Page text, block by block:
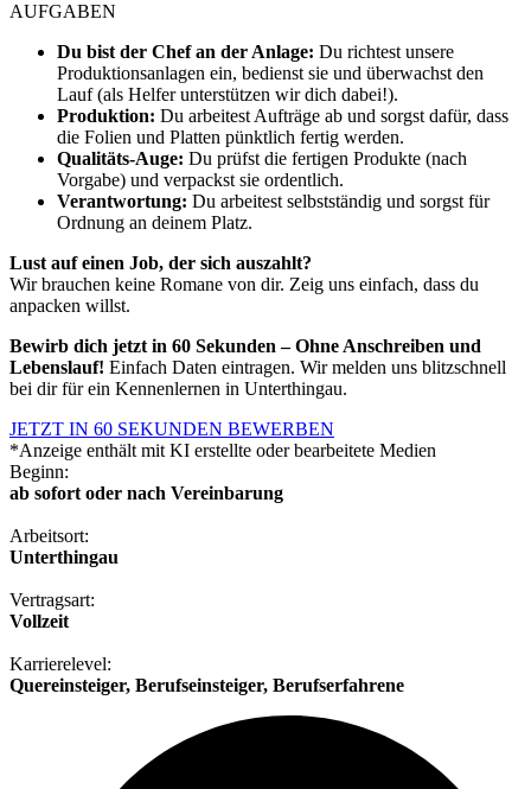
AUFGABEN
Du bist der Chef an der Anlage: Du richtest unsere
Produktionsanlagen ein, bedienst sie und überwachst den
Lauf (als Helfer unterstützen wir dich dabei!).
Produktion: Du arbeitest Aufträge ab und sorgst dafür, dass
die Folien und Platten pünktlich fertig werden.
Qualitäts-Auge: Du prüfst die fertigen Produkte (nach
Vorgabe) und verpackst sie ordentlich.
Verantwortung: Du arbeitest selbstständig und sorgst für
Ordnung an deinem Platz.
Lust auf einen Job, der sich auszahlt?
Wir brauchen keine Romane von dir. Zeig uns einfach, dass du
anpacken willst.
Bewirb dich jetzt in 60 Sekunden – Ohne Anschreiben und
Lebenslauf! Einfach Daten eintragen. Wir melden uns blitzschnell
bei dir für ein Kennenlernen in Unterthingau.
JETZT IN 60 SEKUNDEN BEWERBEN
*Anzeige enthält mit KI erstellte oder bearbeitete Medien
Beginn:
ab sofort oder nach Vereinbarung
Arbeitsort:
Unterthingau
Vertragsart:
Vollzeit
Karrierelevel:
Quereinsteiger, Berufseinsteiger, Berufserfahrene